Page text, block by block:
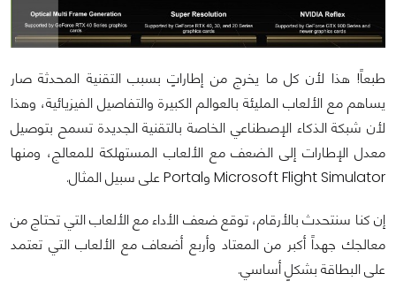
طبعاً! هذا لأن كل ما يخرج من إطاراتٍ بسبب التقنية المحدثة صار
يساهم مع الألعاب المليئة بالعوالم الكبيرة والتفاصيل الفيزيائية، وهذا
لأن شبكة الذكاء الإصطناعي الخاصة بالتقنية الجديدة تسمح بتوصيل
معدل الإطارات إلى الضعف مع الألعاب المستهلكة للمعالج، ومنها
Microsoft Flight Simulator وPortal على سبيل المثال.
إن كنا سنتحدث بالأرقام، توقع ضعف الأداء مع الألعاب التي تحتاج من
معالجك جهداً أكبر من المعتاد وأربع أضعاف مع الألعاب التي تعتمد
على البطاقة بشكلٍ أساسي.